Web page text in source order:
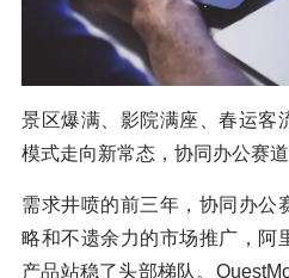
景区爆满、影院满座、春运客
模式走向新常态，协同办公赛
需求井喷的前三年，协同办公
略和不遗余力的市场推广，阿
产品站稳了头部梯队。